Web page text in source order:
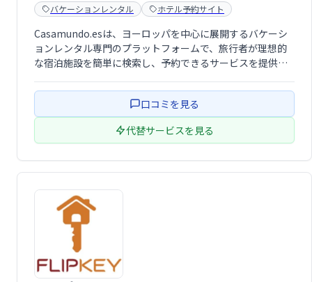
バケーションレンタル ホテル予約サイト
Casamundo.esは、ヨーロッパを中心に展開するバケーシ
ョンレンタル専門のプラットフォームで、旅行者が理想的
な宿泊施設を簡単に検索し、予約できるサービスを提供し
いった人気の観光地で、豊富なバケーションレンタル物件
を取り扱っており、家族旅行や友 …
口コミを見る
代替サービスを見る